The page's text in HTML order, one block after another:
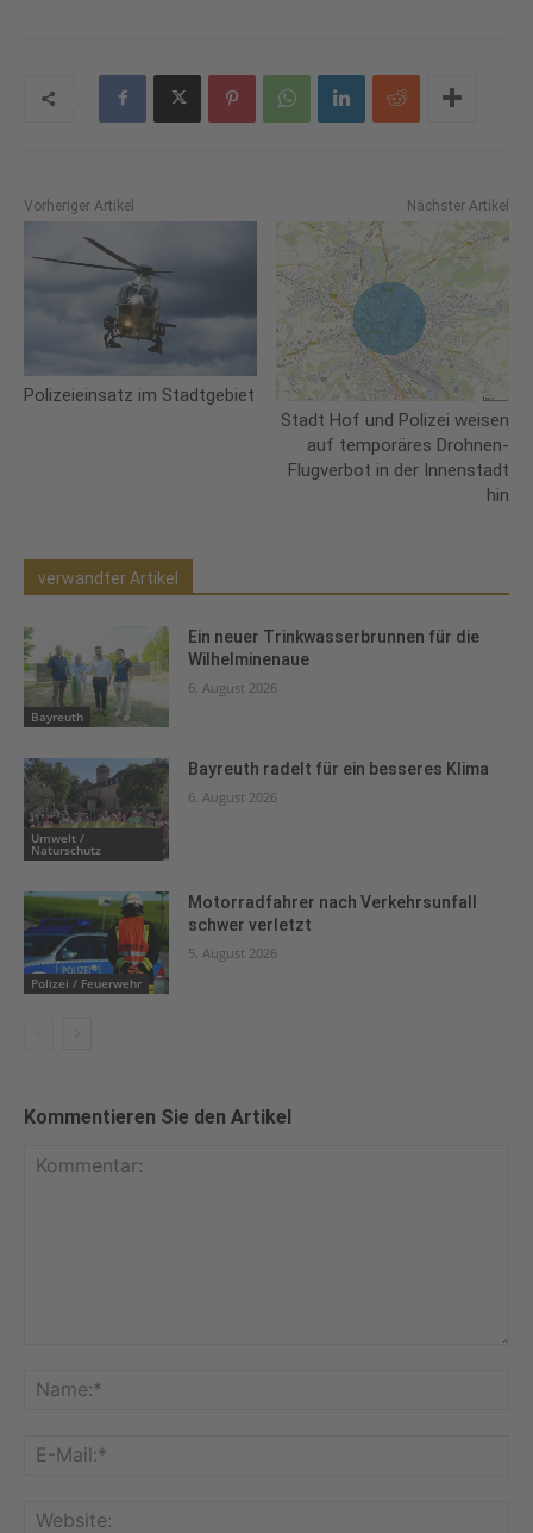
Vorheriger Artikel
Polizeieinsatz im Stadtgebiet
Nächster Artikel
Stadt Hof und Polizei weisen
auf temporäres Drohnen-
Flugverbot in der Innenstadt
hin
verwandter Artikel
Bayreuth
Ein neuer Trinkwasserbrunnen für die
Wilhelminenaue
6. August 2026
Umwelt /
Naturschutz
Bayreuth radelt für ein besseres Klima
6. August 2026
Polizei / Feuerwehr
Motorradfahrer nach Verkehrsunfall
schwer verletzt
5. August 2026
Kommentieren Sie den Artikel